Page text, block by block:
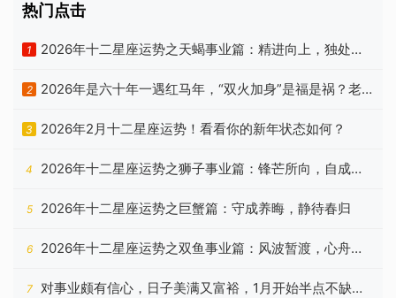
二生肖上面，分别从1—10安了一个数
字：甲、乙、丙、丁、戊、已、庚、
辛、壬、癸。于是数字1—10与12只动
物，有了60个奇妙的组合，也就是我们
癸亥。”一个轮回需要六十年，称为一甲
甲子，每年都有一个当值年神灵，称之
岁神”，是“本命太岁”和“流年太岁”的总
热门点击
1
2026年十二星座运势之天蝎事业篇：精进向上，独处自
2
2026年是六十年一遇红马年，“双火加身”是福是祸？老
祖宗忠告有答案
3 2026年2月十二星座运势！看看你的新年状态如何？
4
2026年十二星座运势之狮子事业篇：锋芒所向，自成山
5 2026年十二星座运势之巨蟹篇：守成养晦，静待春归
6
2026年十二星座运势之双鱼事业篇：风波暂渡，心舟自
稳
7
对事业颇有信心，日子美满又富裕，1月开始半点不缺钱